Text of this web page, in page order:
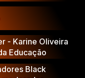
- Karine Oliveira
Educação
Black